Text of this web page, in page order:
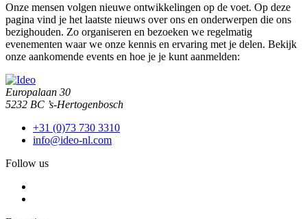
Onze mensen volgen nieuwe ontwikkelingen op de voet. Op deze
pagina vind je het laatste nieuws over ons en onderwerpen die ons
bezighouden. Zo organiseren en bezoeken we regelmatig
evenementen waar we onze kennis en ervaring met je delen. Bekijk
onze aankomende events en hoe je je kunt aanmelden:
Europalaan 30
5232 BC ’s-Hertogenbosch
+31 (0)73 730 3310
info@ideo-nl.com
Follow us